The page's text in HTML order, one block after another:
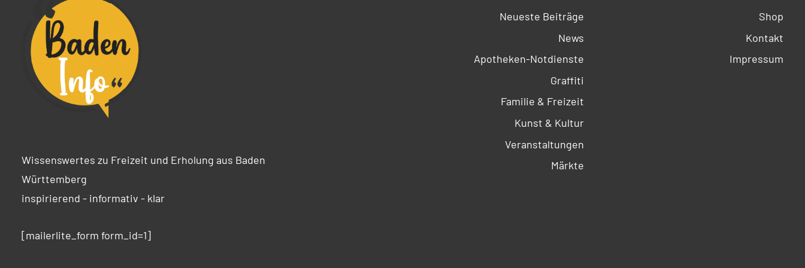
Wissenswertes zu Freizeit und Erholung aus Baden
Württemberg
inspirierend - informativ - klar
[mailerlite_form form_id=1]
Neueste Beiträge
News
Apotheken-Notdienste
Graffiti
Familie & Freizeit
Kunst & Kultur
Veranstaltungen
Märkte
Shop
Kontakt
Impressum